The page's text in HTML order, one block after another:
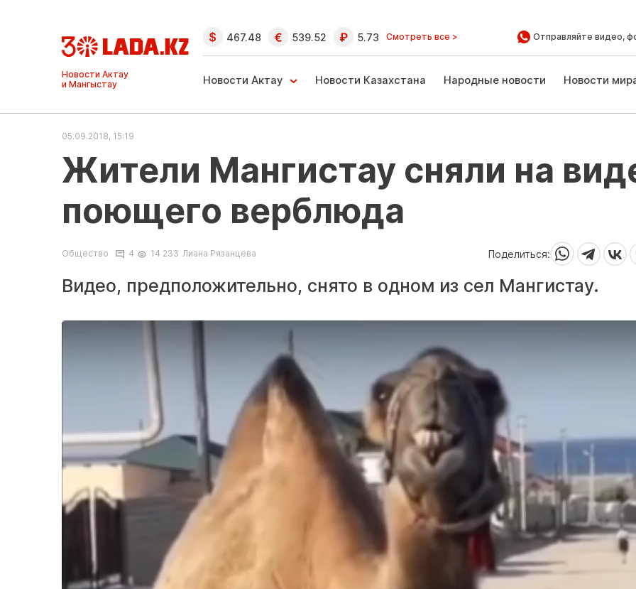
Ақтау және
Манғыстау
жаңалықтары
467.48 539.52 5.73 Смотреть все > Отправляйте видео,
Новости Актау Новости Казахстана Народные новости Новости
05.09.2018, 15:19
Жители Мангистау сняли на
поющего верблюда
Общество 4 14 233 Лиана Рязанцева Поделиться:
Видео, предположительно, снято в одном из сел Мангистау.